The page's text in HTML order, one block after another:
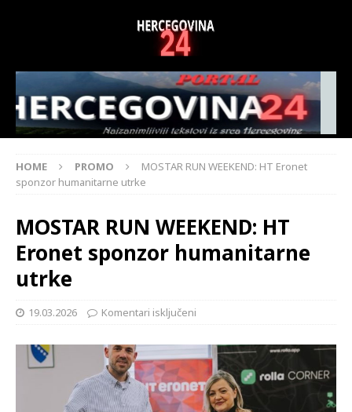
HOME PROMO
MOSTAR RUN WEEKEND: HT Eronet
sponzor humanitarne utrke
MOSTAR RUN WEEKEND: HT
Eronet sponzor humanitarne
utrke
19.03.2026 Komentari isključeni